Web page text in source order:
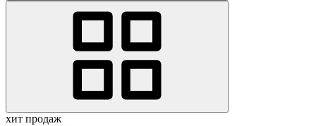
хит продаж